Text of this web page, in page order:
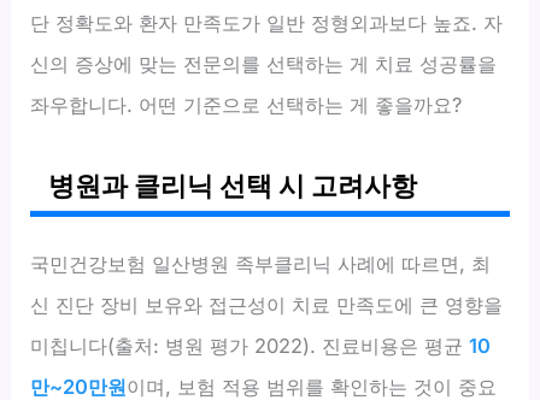
단 정확도와 환자 만족도가 일반 정형외과보다 높죠. 자
신의 증상에 맞는 전문의를 선택하는 게 치료 성공률을
좌우합니다. 어떤 기준으로 선택하는 게 좋을까요?
병원과 클리닉 선택 시 고려사항
국민건강보험 일산병원 족부클리닉 사례에 따르면, 최
신 진단 장비 보유와 접근성이 치료 만족도에 큰 영향을
미칩니다(출처: 병원 평가 2022). 진료비용은 평균10
만~20만원이며, 보험 적용 범위를 확인하는 것이 중요